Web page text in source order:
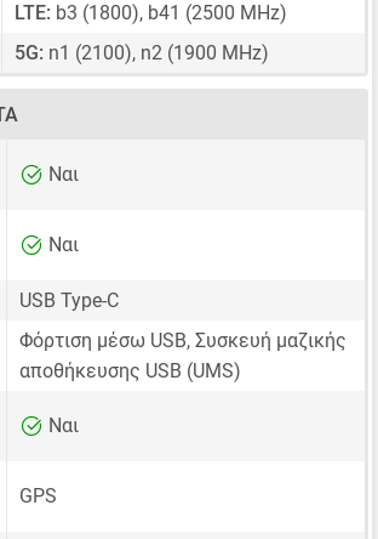
LTE: b3 (1800), b41 (2500 MHz)
5G: n1 (2100), n2 (1900 MHz)
Ναι
Ναι
USB Type-C
Φόρτιση μέσω USB, Συσκευή μαζικής
αποθήκευσης USB (UMS)
Ναι
GPS